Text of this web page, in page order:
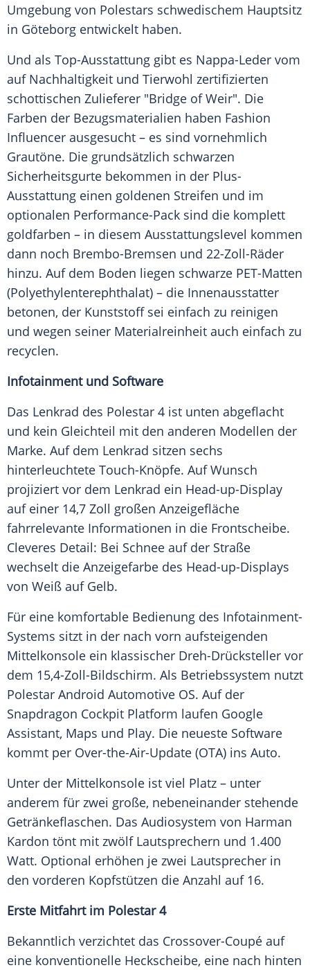
Umgebung von Polestars schwedischem Hauptsitz
in Göteborg entwickelt haben.
Und als Top-Ausstattung gibt es Nappa-Leder vom
auf Nachhaltigkeit und Tierwohl zertifizierten
schottischen Zulieferer "Bridge of Weir". Die
Farben der Bezugsmaterialien haben Fashion
Influencer ausgesucht – es sind vornehmlich
Grautöne. Die grundsätzlich schwarzen
Sicherheitsgurte bekommen in der Plus-
Ausstattung einen goldenen Streifen und im
optionalen Performance-Pack sind die komplett
goldfarben – in diesem Ausstattungslevel kommen
dann noch Brembo-Bremsen und 22-Zoll-Räder
hinzu. Auf dem Boden liegen schwarze PET-Matten
(Polyethylenterephthalat) – die Innenausstatter
betonen, der Kunststoff sei einfach zu reinigen
und wegen seiner Materialreinheit auch einfach zu
recyclen.
Infotainment und Software
Das Lenkrad des Polestar 4 ist unten abgeflacht
und kein Gleichteil mit den anderen Modellen der
Marke. Auf dem Lenkrad sitzen sechs
hinterleuchtete Touch-Knöpfe. Auf Wunsch
projiziert vor dem Lenkrad ein Head-up-Display
auf einer 14,7 Zoll großen Anzeigefläche
fahrrelevante Informationen in die Frontscheibe.
Cleveres Detail: Bei Schnee auf der Straße
wechselt die Anzeigefarbe des Head-up-Displays
von Weiß auf Gelb.
Für eine komfortable Bedienung des Infotainment-
Systems sitzt in der nach vorn aufsteigenden
Mittelkonsole ein klassischer Dreh-Drücksteller vor
dem 15,4-Zoll-Bildschirm. Als Betriebssystem nutzt
Polestar Android Automotive OS. Auf der
Snapdragon Cockpit Platform laufen Google
Assistant, Maps und Play. Die neueste Software
kommt per Over-the-Air-Update (OTA) ins Auto.
Unter der Mittelkonsole ist viel Platz – unter
anderem für zwei große, nebeneinander stehende
Getränkeflaschen. Das Audiosystem von Harman
Kardon tönt mit zwölf Lautsprechern und 1.400
Watt. Optional erhöhen je zwei Lautsprecher in
den vorderen Kopfstützen die Anzahl auf 16.
Erste Mitfahrt im Polestar4
Bekanntlich verzichtet das Crossover-Coupé auf
eine konventionelle Heckscheibe, eine nach hinten